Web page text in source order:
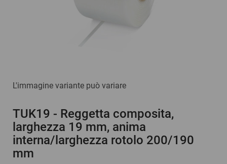
L'immagine variante può variare
TUK19 - Reggetta composita,
larghezza 19 mm, anima
interna/larghezza rotolo 200/190
mm